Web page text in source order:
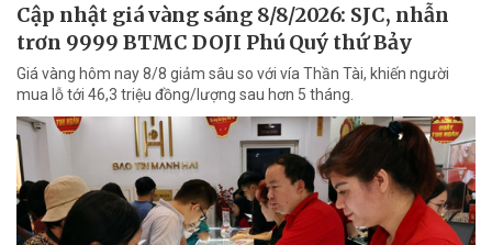
Cập nhật giá vàng sáng 8/8/2026: SJC, nhẫn
trơn 9999 BTMC DOJI Phú Quý thứ Bảy
Giá vàng hôm nay 8/8 giảm sâu so với vía Thần Tài, khiến người
mua lỗ tới 46,3 triệu đồng/lượng sau hơn 5 tháng.